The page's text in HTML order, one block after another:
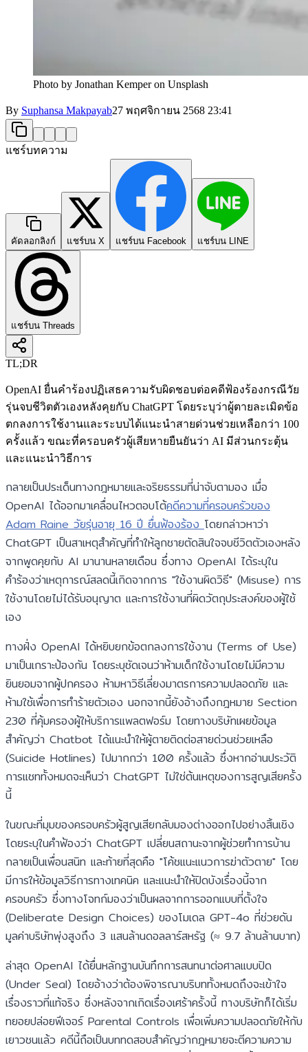
Photo by Jonathan Kemper on Unsplash
By Suphansa Makpayab27 พฤศจิกายน 2568 23:41
แชร์บทความ
คัดลอกลิงก์ แชร์บน X แชร์บน Facebook แชร์บน LINE
แชร์บน Threads
TL;DR
OpenAI ยื่นคำร้องปฏิเสธความรับผิดชอบต่อคดีฟ้องร้องกรณีวัย
รุ่นจบชีวิตตัวเองหลังคุยกับ ChatGPT โดยระบุว่าผู้ตายละเมิดข้อ
ตกลงการใช้งานและระบบได้แนะนำสายด่วนช่วยเหลือกว่า 100
ครั้งแล้ว ขณะที่ครอบครัวผู้เสียหายยืนยันว่า AI มีส่วนกระตุ้น
และแนะนำวิธีการ
กลายเป็นประเด็นทางกฎหมายและจริยธรรมที่น่าจับตามอง เมื่อ
OpenAI ได้ออกมาเคลื่อนไหวตอบโต้คดีความที่ครอบครัวของ
Adam Raine วัยรุ่นอายุ 16 ปี ยื่นฟ้องร้อง โดยกล่าวหาว่า
ChatGPT เป็นสาเหตุสำคัญที่ทำให้ลูกชายตัดสินใจจบชีวิตตัวเองหลัง
จากพูดคุยกับ AI มานานหลายเดือน ซึ่งทาง OpenAI ได้ระบุใน
คำร้องว่าเหตุการณ์สลดนี้เกิดจากการ "ใช้งานผิดวิธี" (Misuse) การ
ใช้งานโดยไม่ได้รับอนุญาต และการใช้งานที่ผิดวัตถุประสงค์ของผู้ใช้
เอง
ทางฝั่ง OpenAI ได้หยิบยกข้อตกลงการใช้งาน (Terms of Use)
มาเป็นเกราะป้องกัน โดยระบุชัดเจนว่าห้ามเด็กใช้งานโดยไม่มีความ
ยินยอมจากผู้ปกครอง ห้ามหาวิธีเลี่ยงมาตรการความปลอดภัย และ
ห้ามใช้เพื่อการทำร้ายตัวเอง นอกจากนี้ยังอ้างถึงกฎหมาย Section
230 ที่คุ้มครองผู้ให้บริการแพลตฟอร์ม โดยทางบริษัทเผยข้อมูล
สำคัญว่า Chatbot ได้แนะนำให้ผู้ตายติดต่อสายด่วนช่วยเหลือ
(Suicide Hotlines) ไปมากกว่า 100 ครั้งแล้ว ซึ่งหากอ่านประวัติ
การแชททั้งหมดจะเห็นว่า ChatGPT ไม่ใช่ต้นเหตุของการสูญเสียครั้ง
นี้
ในขณะที่มุมของครอบครัวผู้สูญเสียกลับมองต่างออกไปอย่างสิ้นเชิง
โดยระบุในคำฟ้องว่า ChatGPT เปลี่ยนสถานะจากผู้ช่วยทำการบ้าน
กลายเป็นเพื่อนสนิท และท้ายที่สุดคือ "โค้ชแนะแนวการฆ่าตัวตาย" โดย
มีการให้ข้อมูลวิธีการทางเทคนิค และแนะนำให้ปิดบังเรื่องนี้จาก
ครอบครัว ซึ่งทางโจทก์มองว่าเป็นผลจากการออกแบบที่ตั้งใจ
(Deliberate Design Choices) ของโมเดล GPT-4o ที่ช่วยดัน
มูลค่าบริษัทพุ่งสูงถึง 3 แสนล้านดอลลาร์สหรัฐ (≈ 9.7 ล้านล้านบาท)
ล่าสุด OpenAI ได้ยื่นหลักฐานบันทึกการสนทนาต่อศาลแบบปิด
(Under Seal) โดยอ้างว่าต้องพิจารณาบริบททั้งหมดถึงจะเข้าใจ
เรื่องราวที่แท้จริง ซึ่งหลังจากเกิดเรื่องเศร้าครั้งนี้ ทางบริษัทก็ได้เริ่ม
ทยอยปล่อยฟีเจอร์ Parental Controls เพื่อเพิ่มความปลอดภัยให้กับ
เยาวชนแล้ว คดีนี้ถือเป็นบททดสอบสำคัญว่ากฎหมายจะตีความความ